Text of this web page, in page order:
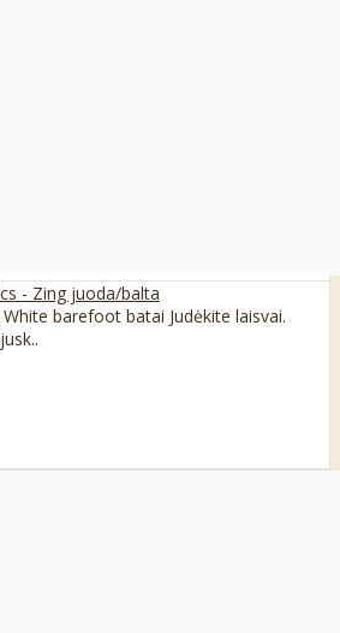
- Zing juoda/balta
barefoot batai Judėkite laisvai.